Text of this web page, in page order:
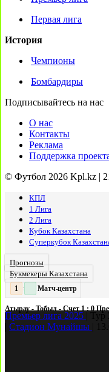
Первая лига
История
Чемпионы
Бомбардиры
Подписывайтесь на нас
О нас
Контакты
Реклама
Поддержка
© Футбол 2026 Kpl.kz |
КПЛ
1 Лига
2 Лига
Кубок Казахстана
Суперкубок
Прогнозы
Букмекеры Казахстана
2 : Матч-центр
Атырау - Тобыл - Счет 1 : 0
Премьер лига 2025
Тур
Стадион Мунайшы